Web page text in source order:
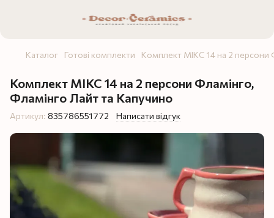
Каталог Готові комплекти Комплект МІКС 14 на 2 персони
Комплект МІКС 14 на 2 персони Фламінго,
Фламінго Лайт та Капучино
Артикул: 835786551772 Написати відгук